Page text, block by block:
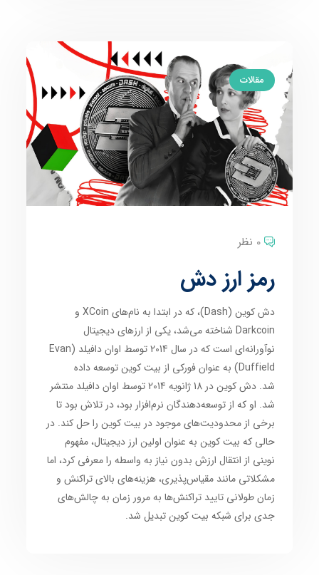
مقالات
0 نظر
رمز ارز دش
دش کوین (Dash)، که در ابتدا به نام‌های XCoin و
Darkcoin شناخته می‌شد، یکی از ارزهای دیجیتال
نوآورانه‌ای است که در سال 2014 توسط اوان دافیلد (Evan
Duffield) به عنوان فورکی از بیت کوین توسعه داده
شد. دش کوین در 18 ژانویه 2014 توسط اوان دافیلد منتشر
شد. او که از توسعه‌دهندگان نرم‌افزار بود، در تلاش بود تا
برخی از محدودیت‌های موجود در بیت کوین را حل کند. در
حالی که بیت کوین به عنوان اولین ارز دیجیتال، مفهوم
نوینی از انتقال ارزش بدون نیاز به واسطه را معرفی کرد، اما
مشکلاتی مانند مقیاس‌پذیری، هزینه‌های بالای تراکنش و
زمان طولانی تایید تراکنش‌ها به مرور زمان به چالش‌های
جدی برای شبکه بیت کوین تبدیل شد.